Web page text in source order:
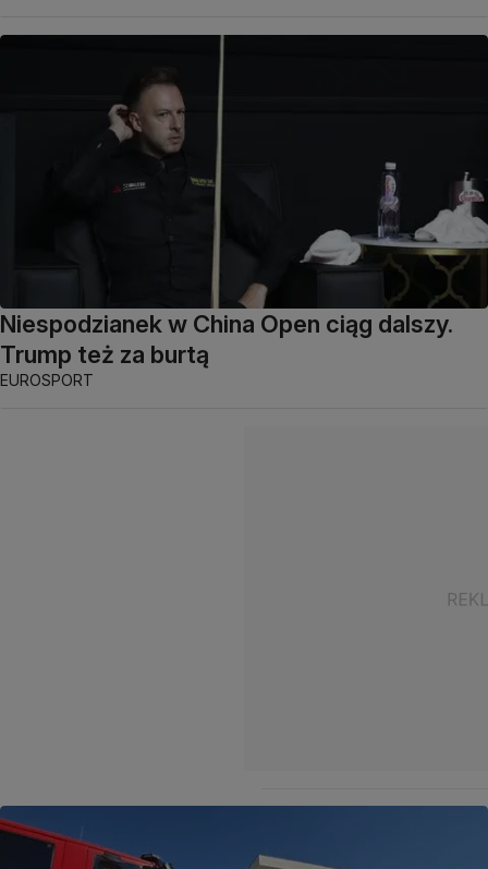
Niespodzianek w China Open ciąg dalszy.
Trump też za burtą
EUROSPORT